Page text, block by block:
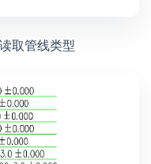
取管线类型